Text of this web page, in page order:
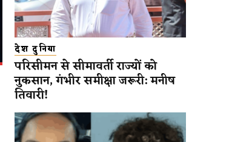
देश दुनिया
परिसीमन से सीमावर्ती राज्यों को
नुकसान, गंभीर समीक्षा जरूरी: मनीष
तिवारी!